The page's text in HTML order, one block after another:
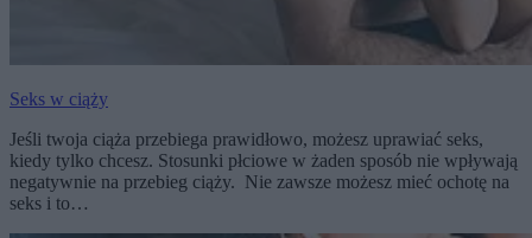
Seks w ciąży
Jeśli twoja ciąża przebiega prawidłowo, możesz uprawiać seks,
kiedy tylko chcesz. Stosunki płciowe w żaden sposób nie wpływają
negatywnie na przebieg ciąży. Nie zawsze możesz mieć ochotę na
seks i to…